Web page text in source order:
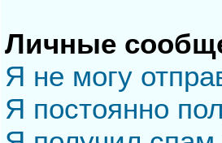
Личные
Я не могу
Я постоянно